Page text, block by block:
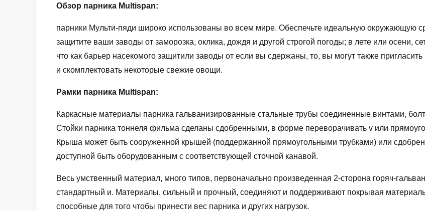
Обзор парника Multispan:
парники Мульти-пяди широко использованы во всем мире. Обеспечьте идеальную окружающую
защитите ваши заводы от заморозка, оклика, дождя и другой строгой погоды; в лете или осени,
что как барьер насекомого защитили заводы от если вы сдержаны, то, вы могут также
и скомплектовать некоторые свежие овощи.
Рамки парника Multispan:
Каркасные материалы парника гальванизированные стальные трубы соединенные винтами,
Стойки парника тоннеля фильма сделаны сдобренными, в форме переворачивать v или
Крыша может быть сооруженной крышей (поддержанной прямоугольными трубками) или
доступной быть оборудованным с соответствующей сточной канавой.
Весь умственный материал, много типов, первоначально произведенная 2-сторона горяч-
стандартный и. Материалы, сильный и прочный, соединяют и поддерживают покрывая
способные для того чтобы принести вес парника и других нагрузок.